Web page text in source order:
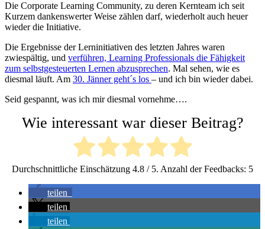
Die Corporate Learning Community, zu deren Kernteam ich seit
Kurzem dankenswerter Weise zählen darf, wiederholt auch heuer
wieder die Initiative.
Die Ergebnisse der Lerninitiativen des letzten Jahres waren
zwiespältig, und verführen, Learning Professionals die Fähigkeit
zum selbstgesteuerten Lernen abzusprechen. Mal sehen, wie es
diesmal läuft. Am 30. Jänner geht´s los – und ich bin wieder dabei.
Seid gespannt, was ich mir diesmal vornehme….
Wie interessant war dieser Beitrag?
Durchschnittliche Einschätzung 4.8 / 5. Anzahl der Feedbacks: 5
teilen
teilen
teilen